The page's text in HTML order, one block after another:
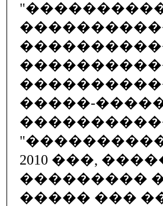
�����-
2010 ���,
���������
����� ���